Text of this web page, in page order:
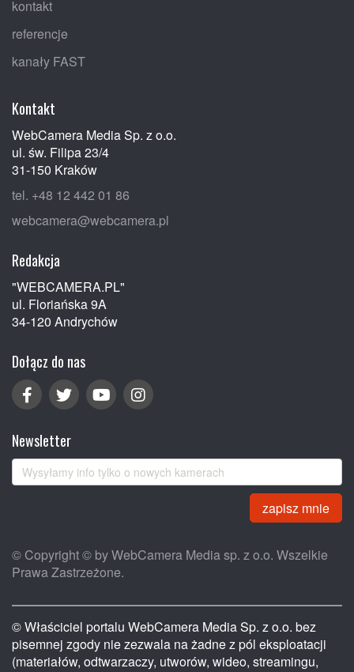
kontakt
referencje
kanały FAST
Kontakt
WebCamera Media Sp. z o.o.
ul. św. Filipa 23/4
31-150 Kraków
tel. +48 12 442 01 86
webcamera@webcamera.pl
Redakcja
"WEBCAMERA.PL"
ul. Floriańska 9A
34-120 Andrychów
Dołącz do nas
Newsletter
zapisz mnie
© Copyright © by WebCamera Media sp. z o.o. Wszelkie
Prawa Zastrzeżone.
© Właściciel portalu WebCamera Media Sp. z o.o. bez
pisemnej zgody nie zezwala na żadne z pól eksploatacji
(materiałów, odtwarzaczy, utworów, wideo, streamingu,